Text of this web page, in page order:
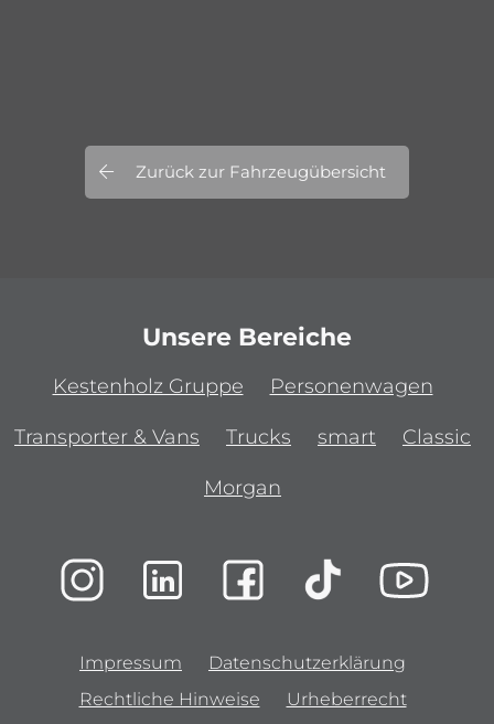
Zurück zur Fahrzeugübersicht
Unsere Bereiche
Kestenholz Gruppe Personenwagen
Transporter & Vans Trucks smart Classic
Morgan
Impressum
Datenschutzerklärung
Rechtliche Hinweise
Urheberrecht